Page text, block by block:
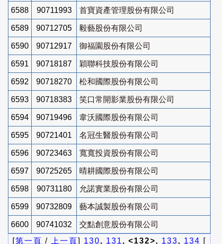
6588 90711993 首寶資產管理股份有限公司
6589 90712705 毅藝股份有限公司
6590 90712917 御福園股份有限公司
6591 90718187 穎聯科技股份有限公司
6592 90718270 松和國際股份有限公司
6593 90718383 笑口常開影業股份有限公司
6594 90719496 韋沃國際股份有限公司
6595 90721401 名冠生醫股份有限公司
6596 90723463 寬寬投資股份有限公司
6597 90725265 晴耕國際股份有限公司
6598 90731180 允諾實業股份有限公司
6599 90732809 藝本誠製股份有限公司
6600 90741032
交點創意股份有限公司
[第一頁 / 上一頁] 130, 131 , <132>, 133, 134 [